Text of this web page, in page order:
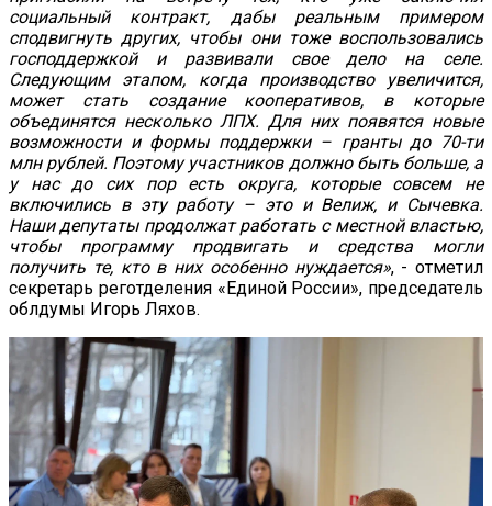
социальный контракт, дабы реальным примером
сподвигнуть других, чтобы они тоже воспользовались
господдержкой и развивали свое дело на селе.
Следующим этапом, когда производство увеличится,
может стать создание кооперативов, в которые
объединятся несколько ЛПХ. Для них появятся новые
возможности и формы поддержки – гранты до 70-ти
млн рублей. Поэтому участников должно быть больше, а
у нас до сих пор есть округа, которые совсем не
включились в эту работу – это и Велиж, и Сычевка.
Наши депутаты продолжат работать с местной властью,
чтобы программу продвигать и средства могли
получить те, кто в них особенно нуждается», - отметил
секретарь реготделения «Единой России», председатель
облдумы Игорь Ляхов.